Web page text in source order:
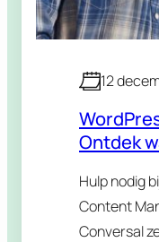
12
Ontdek
Hulp nodig
Content
Conversal